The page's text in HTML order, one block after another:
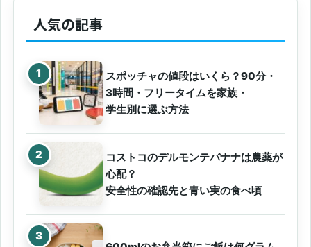
人気の記事
スポッチャの値段はいくら？90分・
3時間・フリータイムを家族・
学生別に選ぶ方法
コストコのデルモンテバナナは農薬が
心配？
安全性の確認先と青い実の食べ頃